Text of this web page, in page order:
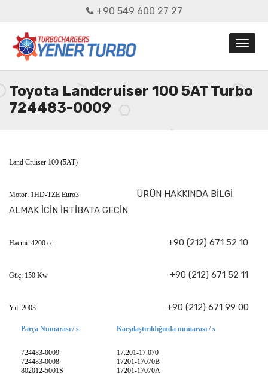
+90 549 600 27 27
Toyota Landcruiser 100 5AT Turbo
724483-0009
Land Cruiser 100 (5AT)
Motor: 1HD-TZE Euro3 ÜRÜN HAKKINDA BİLGİ
ALMAK İCİN İRTİBATA GECİN
Hacmi: 4200 cc +90 (212) 671 52 10
Güç: 150 Kw +90 (212) 671 52 11
Yıl: 2003 +90 (212) 671 99 00
Parça Numarası / s
724483-0009
724483-0008
802012-5001S
Karşılaştırıldığında numarası / s
17.201-17.070
17201-17070B
17201-17070A